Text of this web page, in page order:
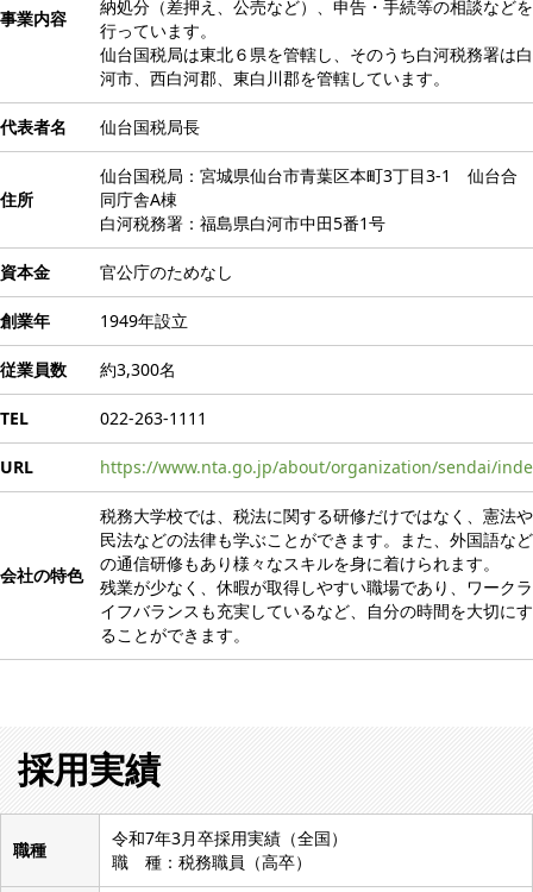
事業内容
納処分（差押え、公売など）、申告・手続等の相談などを
行っています。
仙台国税局は東北６県を管轄し、そのうち白河税務署は白
河市、西白河郡、東白川郡を管轄しています。
代表者名 仙台国税局長
住所
仙台国税局：宮城県仙台市青葉区本町3丁目3-1 仙台合
同庁舎A棟
白河税務署：福島県白河市中田5番1号
資本金 官公庁のためなし
創業年 1949年設立
従業員数 約3,300名
TEL 022-263-1111
URL https://www.nta.go.jp/about/organization/sendai/
会社の特色
税務大学校では、税法に関する研修だけではなく、憲法や
民法などの法律も学ぶことができます。また、外国語など
の通信研修もあり様々なスキルを身に着けられます。
残業が少なく、休暇が取得しやすい職場であり、ワークラ
イフバランスも充実しているなど、自分の時間を大切にす
ることができます。
採用実績
職種
令和7年3月卒採用実績（全国）
職 種：税務職員（高卒）